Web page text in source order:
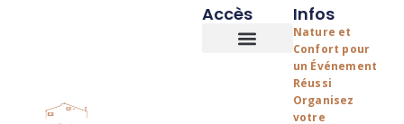
Infos
Nature et
Confort pour
un Événement
Réussi
Organisez
votre
Accès